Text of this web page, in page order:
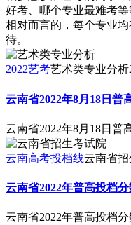
好考、哪个专业最难考
相对而言的，每个专业
待。
2022艺考艺术类专业分析
云南省2022年8月18日普
云南省2022年8月18日普
云南高考投档线云南省
云南省2022年普高投档分
云南省2022年普高投档分